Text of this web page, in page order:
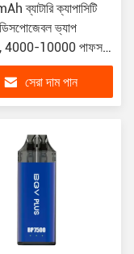
ব্যাটারি ক্যাপাসিটি
ভ্যাপ
4000-10000 পাফস,
দীর্ঘস্থায়ী এবং
সেরা দাম পান